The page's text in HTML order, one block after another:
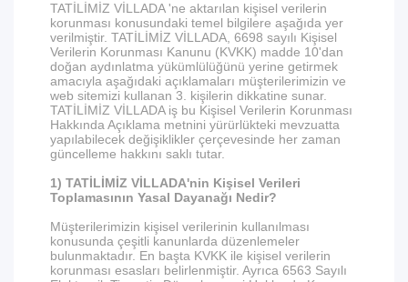
TATİLİMİZ VİLLADA 'ne aktarılan kişisel verilerin
korunması konusundaki temel bilgilere aşağıda yer
verilmiştir. TATİLİMİZ VİLLADA, 6698 sayılı Kişisel
Verilerin Korunması Kanunu (KVKK) madde 10'dan
doğan aydınlatma yükümlülüğünü yerine getirmek
amacıyla aşağıdaki açıklamaları müşterilerimizin ve
web sitemizi kullanan 3. kişilerin dikkatine sunar.
TATİLİMİZ VİLLADA iş bu Kişisel Verilerin Korunması
Hakkında Açıklama metnini yürürlükteki mevzuatta
yapılabilecek değişiklikler çerçevesinde her zaman
güncelleme hakkını saklı tutar.
1) TATİLİMİZ VİLLADA'nin Kişisel Verileri
Toplamasının Yasal Dayanağı Nedir?
Müşterilerimizin kişisel verilerinin kullanılması
konusunda çeşitli kanunlarda düzenlemeler
bulunmaktadır. En başta KVKK ile kişisel verilerin
korunması esasları belirlenmiştir. Ayrıca 6563 Sayılı